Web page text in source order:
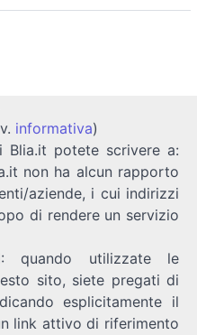
informativa)
potete scrivere a:
non ha alcun rapporto
aziende, i cui indirizzi
di rendere un servizio
utilizzate le
sito, siete pregati di
esplicitamente il
link attivo di riferimento